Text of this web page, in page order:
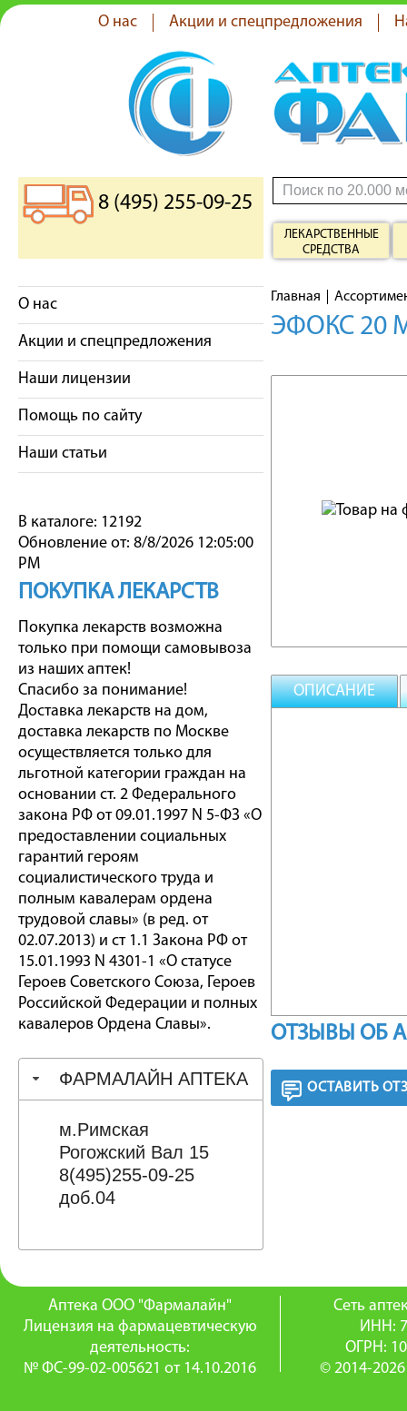
О нас Акции и спецпредложения
8 (495) 255-09-25
ЛЕКАРСТВЕННЫЕ
СРЕДСТВА
О нас
Акции и спецпредложения
Наши лицензии
Помощь по сайту
Наши статьи
В каталоге: 12192
Обновление от: 8/8/2026 12:05:00
PM
ПОКУПКА ЛЕКАРСТВ
Покупка лекарств возможна
только при помощи самовывоза
из наших аптек!
Спасибо за понимание!
Доставка лекарств на дом,
доставка лекарств по Москве
осуществляется только для
льготной категории граждан на
основании ст. 2 Федерального
закона РФ от 09.01.1997 N 5-ФЗ «О
предоставлении социальных
гарантий героям
социалистического труда и
полным кавалерам ордена
трудовой славы» (в ред. от
02.07.2013) и ст 1.1 Закона РФ от
15.01.1993 N 4301-1 «О статусе
Героев Советского Союза, Героев
Российской Федерации и полных
кавалеров Ордена Славы».
ФАРМАЛАЙН АПТЕКА
м.Римская
Рогожский Вал 15
8(495)255-09-25
доб.04
Главная
ЭФОКС 20
ОПИСАНИЕ
ОТЗЫВЫ ОБ
ОСТАВИТЬ
Аптека ООО "Фармалайн"
Лицензия на фармацевтическую
деятельность:
№ ФС-99-02-005621 от 14.10.2016
Сеть
ИНН:
ОГРН:
© 2014-